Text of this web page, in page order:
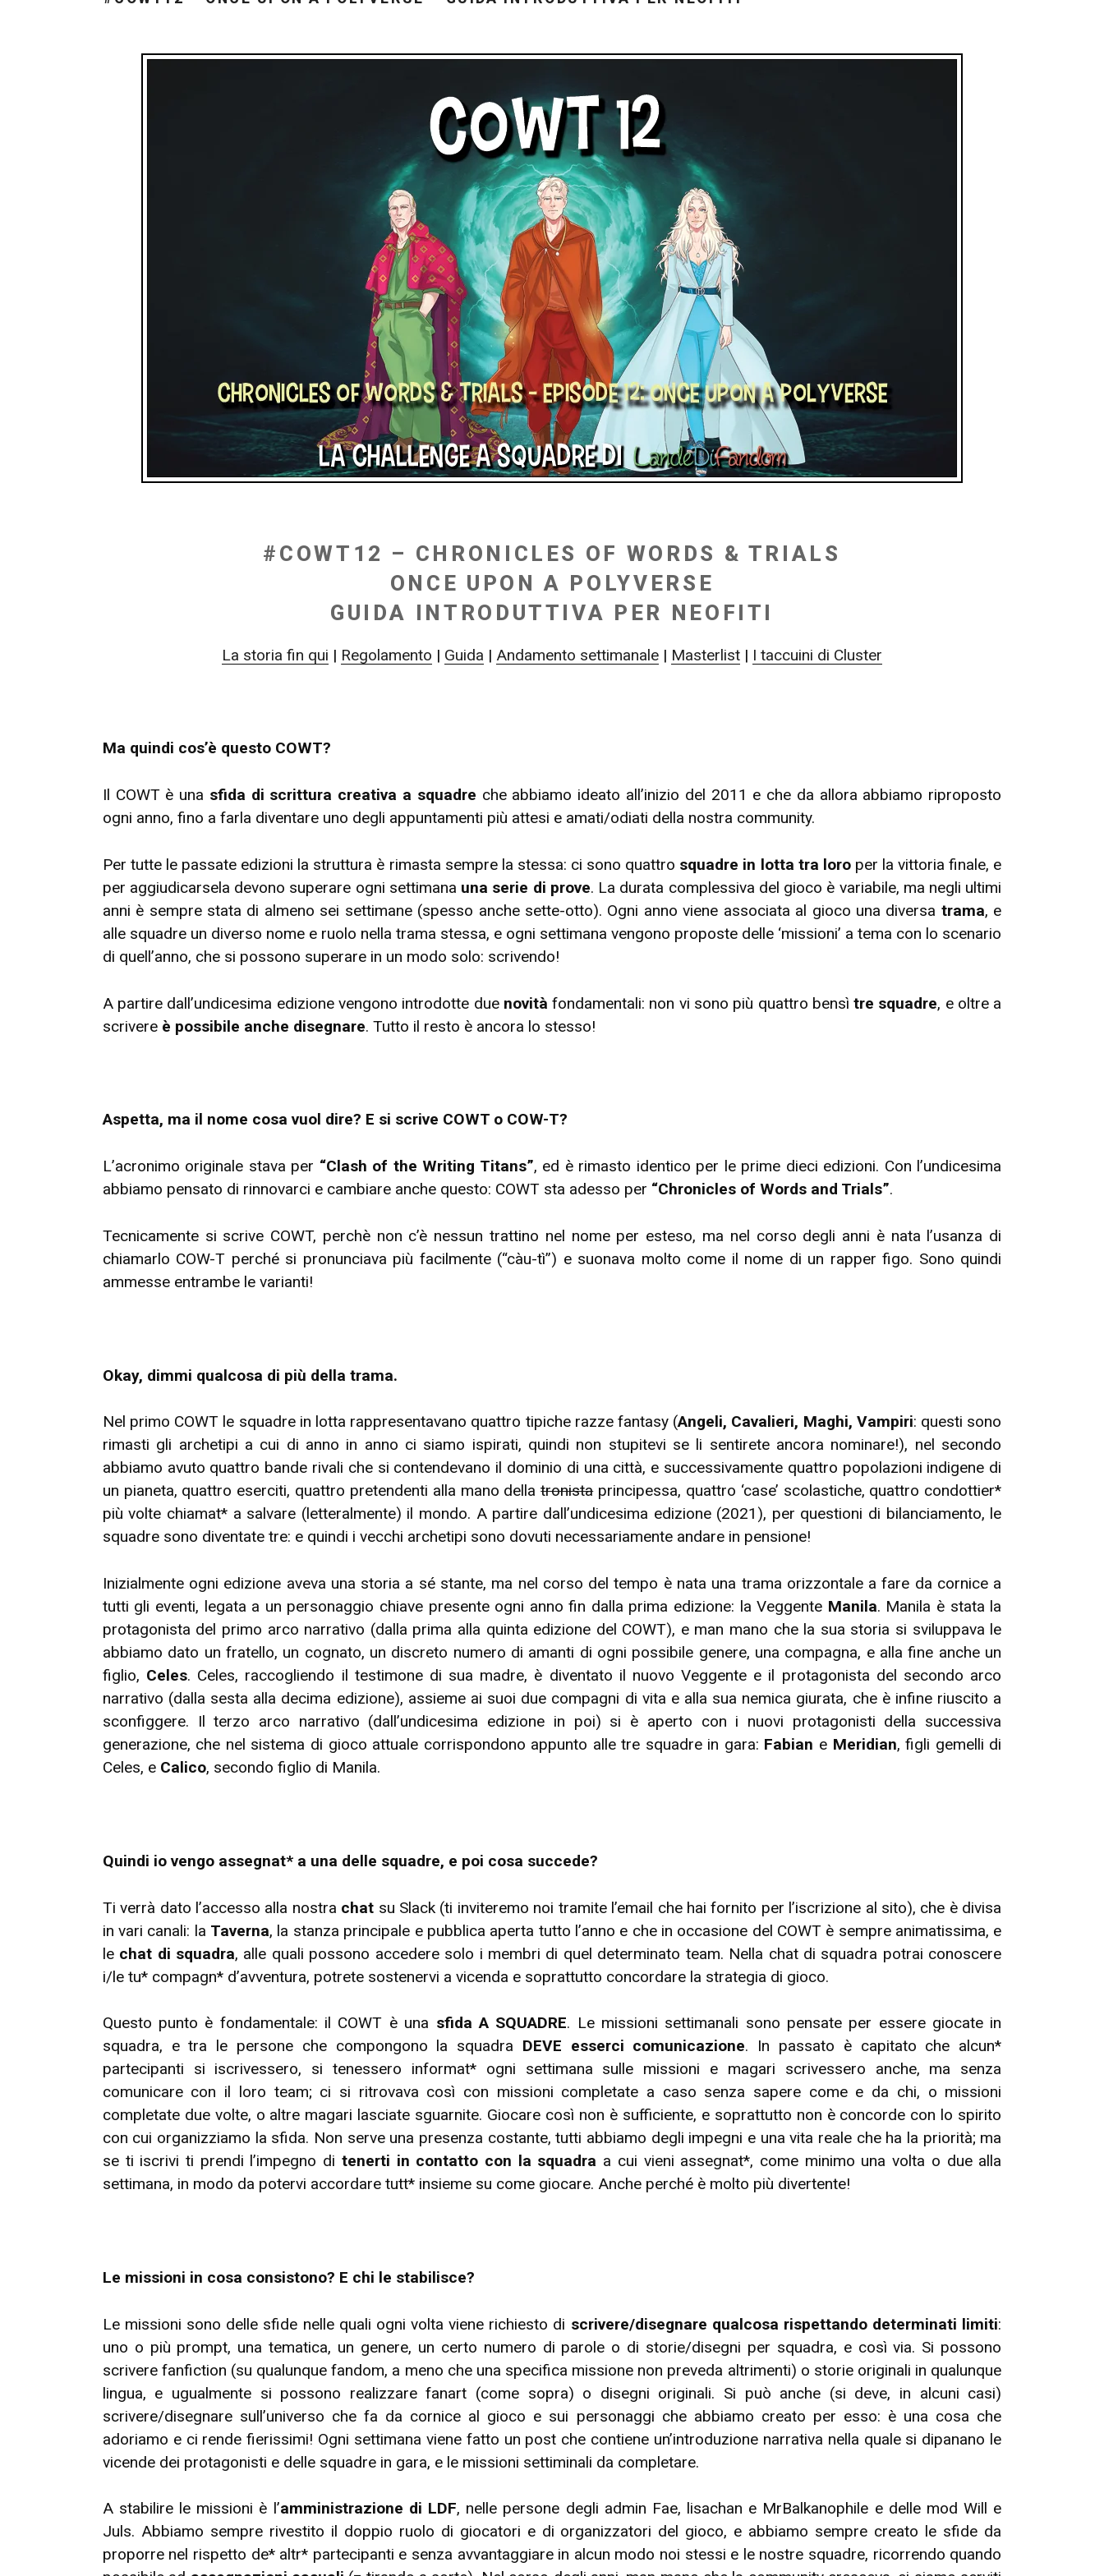
#COWT12 – CHRONICLES OF WORDS & TRIALS
ONCE UPON A POLYVERSE
GUIDA INTRODUTTIVA PER NEOFITI
La storia fin qui | Regolamento | Guida | Andamento settimanale | Masterlist | I taccuini di Cluster
Ma quindi cos’è questo COWT?
Il COWT è una sfida di scrittura creativa a squadre che abbiamo ideato all’inizio del 2011 e che da allora abbiamo riproposto
ogni anno, fino a farla diventare uno degli appuntamenti più attesi e amati/odiati della nostra community.
Per tutte le passate edizioni la struttura è rimasta sempre la stessa: ci sono quattro squadre in lotta tra loroper la vittoria finale, e
per aggiudicarsela devono superare ogni settimana una serie di prove. La durata complessiva del gioco è variabile, ma negli ultimi
anni è sempre stata di almeno sei settimane (spesso anche sette-otto). Ogni anno viene associata al gioco una diversa trama, e
alle squadre un diverso nome e ruolo nella trama stessa, e ogni settimana vengono proposte delle ‘missioni’ a tema con lo scenario
di quell’anno, che si possono superare in un modo solo: scrivendo!
A partire dall’undicesima edizione vengono introdotte due novità fondamentali: non vi sono più quattro bensìtre squadre, e oltre a
scrivere è possibile anche disegnare. Tutto il resto è ancora lo stesso!
Aspetta, ma il nome cosa vuol dire? E si scrive COWT o COW-T?
L’acronimo originale stava per “Clash of the Writing Titans”, ed è rimasto identico per le prime dieci edizioni. Con l’undicesima
abbiamo pensato di rinnovarci e cambiare anche questo: COWT sta adesso per “Chronicles of Words and Trials”.
Tecnicamente si scrive COWT, perchè non c’è nessun trattino nel nome per esteso, ma nel corso degli anni è nata l’usanza di
chiamarlo COW-T perché si pronunciava più facilmente (“càu-tì”) e suonava molto come il nome di un rapper figo. Sono quindi
ammesse entrambe le varianti!
Okay, dimmi qualcosa di più della trama.
Nel primo COWT le squadre in lotta rappresentavano quattro tipiche razze fantasy (Angeli, Cavalieri, Maghi, Vampiri: questi sono
rimasti gli archetipi a cui di anno in anno ci siamo ispirati, quindi non stupitevi se li sentirete ancora nominare!), nel secondo
abbiamo avuto quattro bande rivali che si contendevano il dominio di una città, e successivamente quattro popolazioni indigene di
un pianeta, quattro eserciti, quattro pretendenti alla mano dellatronistaprincipessa, quattro ‘case’ scolastiche, quattro condottier*
più volte chiamat* a salvare (letteralmente) il mondo. A partire dall’undicesima edizione (2021), per questioni di bilanciamento, le
squadre sono diventate tre: e quindi i vecchi archetipi sono dovuti necessariamente andare in pensione!
Inizialmente ogni edizione aveva una storia a sé stante, ma nel corso del tempo è nata una trama orizzontale a fare da cornice a
tutti gli eventi, legata a un personaggio chiave presente ogni anno fin dalla prima edizione: la Veggente Manila. Manila è stata la
protagonista del primo arco narrativo (dalla prima alla quinta edizione del COWT), e man mano che la sua storia si sviluppava le
abbiamo dato un fratello, un cognato, un discreto numero di amanti di ogni possibile genere, una compagna, e alla fine anche un
figlio, Celes. Celes, raccogliendo il testimone di sua madre, è diventato il nuovo Veggente e il protagonista del secondo arco
narrativo (dalla sesta alla decima edizione), assieme ai suoi due compagni di vita e alla sua nemica giurata, che è infine riuscito a
sconfiggere. Il terzo arco narrativo (dall’undicesima edizione in poi) si è aperto con i nuovi protagonisti della successiva
generazione, che nel sistema di gioco attuale corrispondono appunto alle tre squadre in gara: Fabian e Meridian, figli gemelli di
Celes, e Calico, secondo figlio di Manila.
Quindi io vengo assegnat* a una delle squadre, e poi cosa succede?
Ti verrà dato l’accesso alla nostra chat su Slack (ti inviteremo noi tramite l’email che hai fornito per l’iscrizione al sito), che è divisa
in vari canali: la Taverna, la stanza principale e pubblica aperta tutto l’anno e che in occasione del COWT è sempre animatissima, e
le chat di squadra, alle quali possono accedere solo i membri di quel determinato team. Nella chat di squadra potrai conoscere
i/le tu* compagn* d’avventura, potrete sostenervi a vicenda e soprattutto concordare la strategia di gioco.
Questo punto è fondamentale: il COWT è una sfida A SQUADRE. Le missioni settimanali sono pensate per essere giocate in
squadra, e tra le persone che compongono la squadra DEVE esserci comunicazione. In passato è capitato che alcun*
partecipanti si iscrivessero, si tenessero informat* ogni settimana sulle missioni e magari scrivessero anche, ma senza
comunicare con il loro team; ci si ritrovava così con missioni completate a caso senza sapere come e da chi, o missioni
completate due volte, o altre magari lasciate sguarnite. Giocare così non è sufficiente, e soprattutto non è concorde con lo spirito
con cui organizziamo la sfida. Non serve una presenza costante, tutti abbiamo degli impegni e una vita reale che ha la priorità; ma
se ti iscrivi ti prendi l’impegno di tenerti in contatto con la squadra a cui vieni assegnat*, come minimo una volta o due alla
settimana, in modo da potervi accordare tutt* insieme su come giocare. Anche perché è molto più divertente!
Le missioni in cosa consistono? E chi le stabilisce?
Le missioni sono delle sfide nelle quali ogni volta viene richiesto di scrivere/disegnare qualcosa rispettando determinati limiti:
uno o più prompt, una tematica, un genere, un certo numero di parole o di storie/disegni per squadra, e così via. Si possono
scrivere fanfiction (su qualunque fandom, a meno che una specifica missione non preveda altrimenti) o storie originali in qualunque
lingua, e ugualmente si possono realizzare fanart (come sopra) o disegni originali. Si può anche (si deve, in alcuni casi)
scrivere/disegnare sull’universo che fa da cornice al gioco e sui personaggi che abbiamo creato per esso: è una cosa che
adoriamo e ci rende fierissimi! Ogni settimana viene fatto un post che contiene un’introduzione narrativa nella quale si dipanano le
vicende dei protagonisti e delle squadre in gara, e le missioni settiminali da completare.
A stabilire le missioni è l’amministrazione di LDF, nelle persone degli admin Fae, lisachan e MrBalkanophile e delle mod Will e
Juls. Abbiamo sempre rivestito il doppio ruolo di giocatori e di organizzatori del gioco, e abbiamo sempre creato le sfide da
proporre nel rispetto de* altr* partecipanti e senza avvantaggiare in alcun modo noi stessi e le nostre squadre, ricorrendo quando